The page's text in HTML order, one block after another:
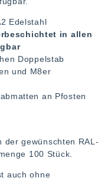
Edelstahl
in allen
Doppelstab
und M8er
an Pfosten
der gewünschten RAL-
100 Stück.
auch ohne